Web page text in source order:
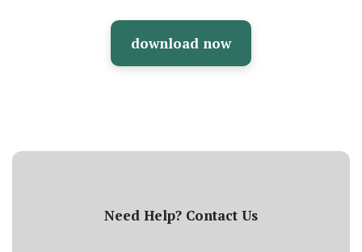
download now
Need Help? Contact Us